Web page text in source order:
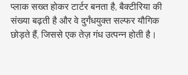
प्लाक सख्त होकर टार्टर बनता है, बैक्टीरिया की
संख्या बढ़ती है और वे दुर्गंधयुक्त सल्फर यौगिक
छोड़ते हैं, जिससे एक तेज़ गंध उत्पन्न होती है।